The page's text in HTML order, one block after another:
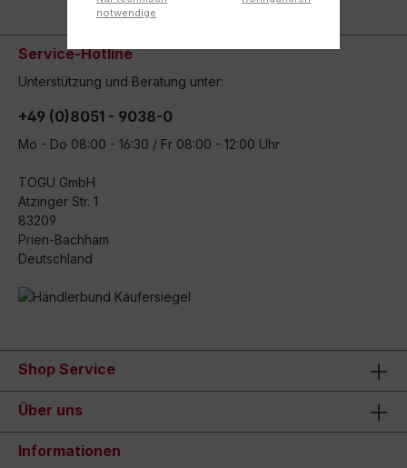
Service-Hotline
Unterstützung und Beratung unter:
+49 (0)8051 - 9038-0
Mo - Do 08:00 - 16:30 / Fr 08:00 - 12:00 Uhr
TOGU GmbH
Atzinger Str. 1
83209
Prien-Bachham
Deutschland
Shop Service
Über uns
Informationen
notwendige